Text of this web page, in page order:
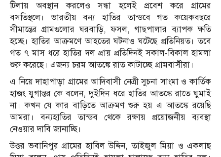
টিলায় অবস্থান করলেও সন্ধা হলেই প্রবেশ করে গ্রামের
বসতিস্থলে। ভারতীয় বন্য হাতির তান্ডবে গত কয়েকবছরে
সীমান্তের গ্রামগুলোর ঘরবাড়ি, ফসল, গাছপালার ব্যাপক ক্ষতি
হচ্ছে। হাতির আক্রমণে আহতের ঘটনাও ঘটেছে প্রতিনিয়ত। তবে
গত ৭ মাস ধরে হাতির দল প্রায় প্রতিদিনই সকাল-বিকাল হামলা
শুরু করেছে। এজন্য চরম আতঙ্কে রাত কাটাচ্ছে গ্রামবাসীরা।
এ নিয়ে দাহাপাড়া গ্রামের আদিবাসী নেত্রী সুচনা সাংমা ও কার্তিক
হাজং যুগান্তর কে বলেন, দুইদিন ধরে হাতির আতঙ্কে রাতে ঘুমাই
না। কখন যে কার বাড়িতে আক্রমণ শুরু হয় এ আতঙ্কে রয়েছি
আমরা। বন্যহাতির তান্ডব থেকে রক্ষায় প্রয়োজনীয় ব্যবস্থা
নেওয়ার দাবি জানাচ্ছি।
উত্তর ভবানিপুর গ্রামের হাবিল উদ্দিন, তাইজুল মিয়া ও একলাছ